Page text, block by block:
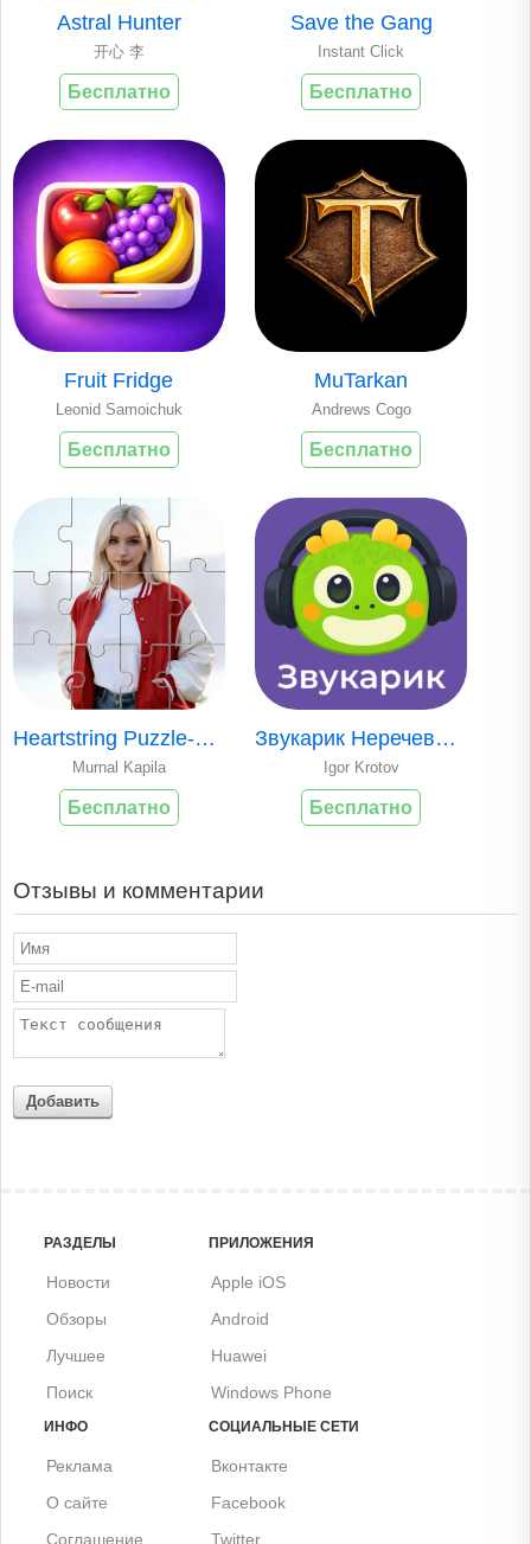
Astral Hunter
开心 李
Бесплатно
Save the Gang
Instant Click
Бесплатно
Fruit Fridge
Leonid Samoichuk
Бесплатно
MuTarkan
Andrews Cogo
Бесплатно
Heartstring Puzzle-Hot Jigsaw
Murnal Kapila
Бесплатно
Звукарик Неречевые звуки
Igor Krotov
Бесплатно
Отзывы и комментарии
Добавить
РАЗДЕЛЫ
Новости
Обзоры
Лучшее
Поиск
ПРИЛОЖЕНИЯ
Apple iOS
Android
Huawei
Windows Phone
ИНФО
Реклама
О сайте
Соглашение
СОЦИАЛЬНЫЕ СЕТИ
Вконтакте
Facebook
Twitter